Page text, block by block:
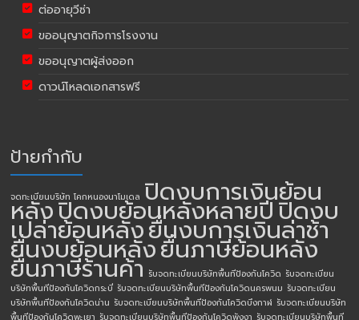
ต่ออายุวีซ่า
ขออนุญาตกิจการโรงงาน
ขออนุญาตผู้ส่งออก
ดาวน์โหลดเอกสารฟรี
ป้ายกำกับ
จดทะเบียนบริษัท โคกหนองนาโมเดล ปิดงบการเงินย้อน
หลังปิดงบย้อนหลังหลายปีปิดงบ
เปล่าย้อนหลังยื่นงบการเงินล่าช้า
ยื่นงบย้อนหลังยื่นภาษีย้อนหลัง
ยื่นภาษีร้านค้า รับจดทะเบียนบริษัทพื้นทีป้องกันโควิด รับจดทะเบียน
บริษัทพื้นทีป้องกันโควิดกระบี่ รับจดทะเบียนบริษัทพื้นทีป้องกันโควิดนครพนม รับจดทะเบียน
บริษัทพื้นทีป้องกันโควิดน่าน รับจดทะเบียนบริษัทพื้นทีป้องกันโควิดบึงกาฬ รับจดทะเบียนบริษัท
พื้นทีป้องกันโควิดพะเยา รับจดทะเบียนบริษัทพื้นทีป้องกันโควิดพังงา รับจดทะเบียนบริษัทพื้นที